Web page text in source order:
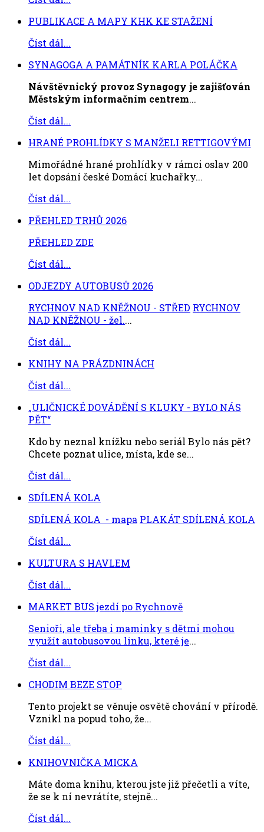
PUBLIKACE A MAPY KHK KE STAŽENÍ
Číst dál...
SYNAGOGA A PAMÁTNÍK KARLA POLÁČKA
Návštěvnický provoz Synagogy je zajišťován
Městským informačním centrem...
Číst dál...
HRANÉ PROHLÍDKY S MANŽELI RETTIGOVÝMI
Mimořádné hrané prohlídky v rámci oslav 200
let dopsání české Domácí kuchařky...
Číst dál...
PŘEHLED TRHŮ 2026
PŘEHLED ZDE
Číst dál...
ODJEZDY AUTOBUSŮ 2026
RYCHNOV NAD KNĚŽNOU - STŘED RYCHNOV
NAD KNĚŽNOU - žel....
Číst dál...
KNIHY NA PRÁZDNINÁCH
Číst dál...
„ULIČNICKÉ DOVÁDĚNÍ S KLUKY - BYLO NÁS
PĚT“
Kdo by neznal knížku nebo seriál Bylo nás pět?
Chcete poznat ulice, místa, kde se...
Číst dál...
SDÍLENÁ KOLA
SDÍLENÁ KOLA - mapa PLAKÁT SDÍLENÁ KOLA
Číst dál...
KULTURA S HAVLEM
Číst dál...
MARKET BUS jezdí po Rychnově
Senioři, ale třeba i maminky s dětmi mohou
využít autobusovou linku, které je...
Číst dál...
CHODIM BEZE STOP
Tento projekt se věnuje osvětě chování v přírodě.
Vznikl na popud toho, že...
Číst dál...
KNIHOVNIČKA MICKA
Máte doma knihu, kterou jste již přečetli a víte,
že se k ní nevrátíte, stejně...
Číst dál...